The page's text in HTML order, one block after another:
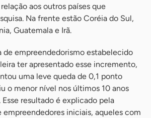
aos outros países que
Na frente estão Coréia do Sul,
Guatemala e Irã.
de empreendedorismo estabelecido
ter apresentado esse incremento,
uma leve queda de 0,1 ponto
o menor nível nos últimos 10 anos
resultado é explicado pela
empreendedores iniciais, aqueles com